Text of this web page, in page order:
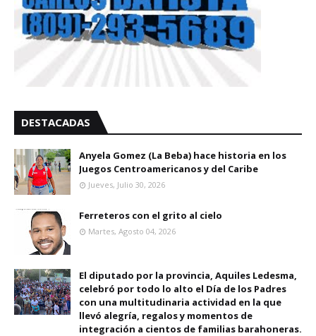
DESTACADAS
Anyela Gomez (La Beba) hace historia en los
Juegos Centroamericanos y del Caribe
Jueves, Julio 30, 2026
Ferreteros con el grito al cielo
Martes, Agosto 04, 2026
El diputado por la provincia, Aquiles Ledesma,
celebró por todo lo alto el Día de los Padres
con una multitudinaria actividad en la que
llevó alegría, regalos y momentos de
integración a cientos de familias barahoneras.